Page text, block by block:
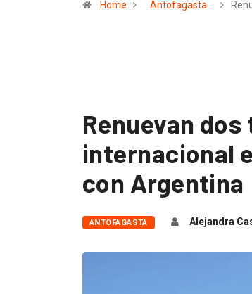
Home Antofagasta
Renuevan
internacional
con Argentina
ANTOFAGASTA Alejandra